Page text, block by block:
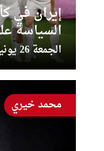
إيران في
السياسة
الجمعة 26 يونيو 2026 - 11:01:37
محمد خيري